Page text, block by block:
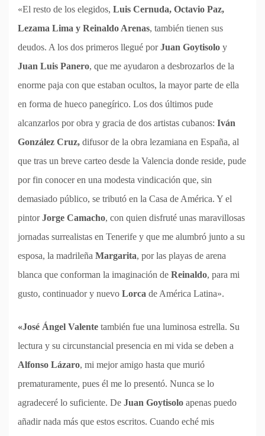
«El resto de los elegidos, Luis Cernuda, Octavio Paz,
Lezama Lima y Reinaldo Arenas, también tienen sus
deudos. A los dos primeros llegué porJuan Goytisolo y
Juan Luis Panero, que me ayudaron a desbrozarlos de la
enorme paja con que estaban ocultos, la mayor parte de ella
en forma de hueco panegírico. Los dos últimos pude
alcanzarlos por obra y gracia de dos artistas cubanos: Iván
González Cruz, difusor de la obra lezamiana en España, al
que tras un breve carteo desde la Valencia donde reside, pude
por fin conocer en una modesta vindicación que, sin
demasiado público, se tributó en la Casa de América. Y el
pintorJorge Camacho, con quien disfruté unas maravillosas
jornadas surrealistas en Tenerife y que me alumbró junto a su
esposa, la madrileña Margarita, por las playas de arena
blanca que conforman la imaginación de Reinaldo, para mi
gusto, continuador y nuevo Lorca de América Latina».
«José Ángel Valente también fue una luminosa estrella. Su
lectura y su circunstancial presencia en mi vida se deben a
Alfonso Lázaro, mi mejor amigo hasta que murió
prematuramente, pues él me lo presentó. Nunca se lo
agradeceré lo suficiente. De Juan Goytisolo apenas puedo
añadir nada más que estos escritos. Cuando eché mis